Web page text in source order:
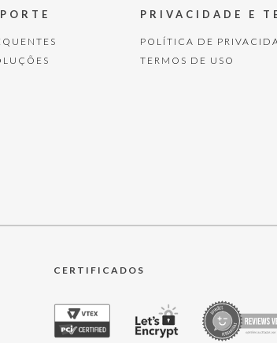
PRIVACIDADE E
POLÍTICA DE
TERMOS DE USO
CERTIFICADOS